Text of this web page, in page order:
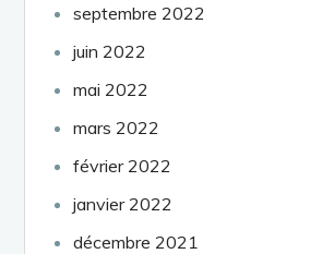
septembre 2022
juin 2022
mai 2022
mars 2022
février 2022
janvier 2022
décembre 2021